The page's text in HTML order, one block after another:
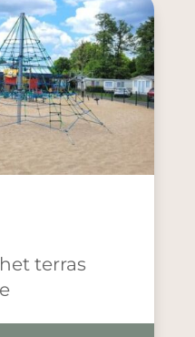
terras